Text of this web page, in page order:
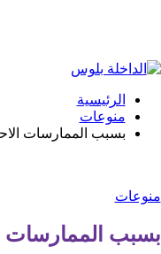
الرئيسية
منوعات
بسبب الممارسات
منوعات
بسبب الممارسات